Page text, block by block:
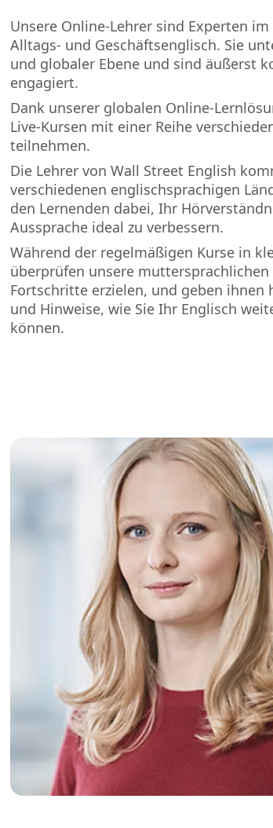
Unsere Online-Lehrer sind Experten
Alltags- und Geschäftsenglisch. Sie
und globaler Ebene und sind äußerst
engagiert.
Dank unserer globalen Online-
Live-Kursen mit einer Reihe
teilnehmen.
Die Lehrer von Wall Street English
verschiedenen englischsprachigen
den Lernenden dabei, Ihr
Aussprache ideal zu verbessern.
Während der regelmäßigen Kurse in
überprüfen unsere muttersprachlichen
Fortschritte erzielen, und geben ihnen
und Hinweise, wie Sie Ihr Englisch
können.